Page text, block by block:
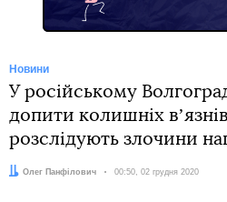
Новини
У російському
допити колишніх
розслідують злочини
Автор:
Олег Панфілович Дата:
00:50, 02 грудня 2020